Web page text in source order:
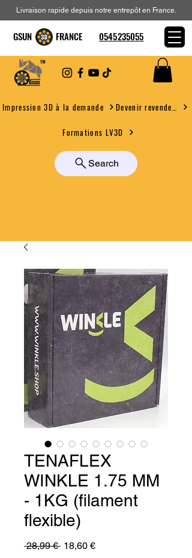
Impression 3D à la demande
Formations LV3D
Search
Livraison rapide depuis notre entrepôt en France.
GSUN FRANCE 0545235055
TENAFLEX
WINKLE 1.75 MM
- 1KG (filament
flexible)
28,99 € Prix
18,60 €Prix